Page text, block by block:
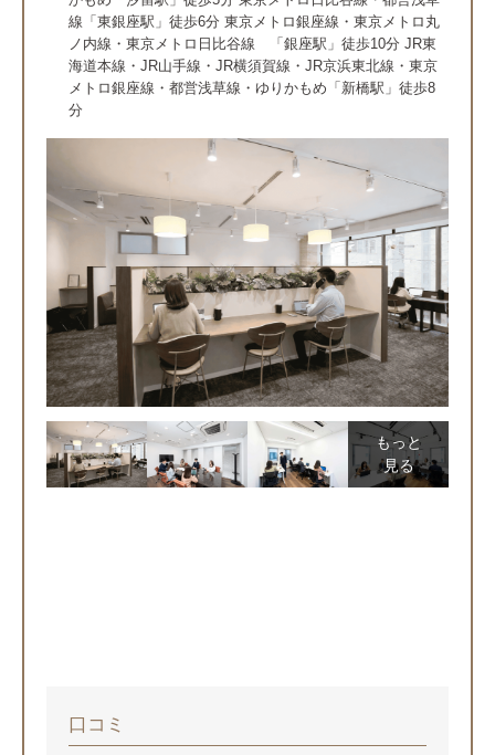
線「東銀座駅」徒歩6分 東京メトロ銀座線・東京メトロ丸
ノ内線・東京メトロ日比谷線 「銀座駅」徒歩10分 JR東
海道本線・JR山手線・JR横須賀線・JR京浜東北線・東京
メトロ銀座線・都営浅草線・ゆりかもめ「新橋駅」徒歩8
分
もっと
見る
口コミ